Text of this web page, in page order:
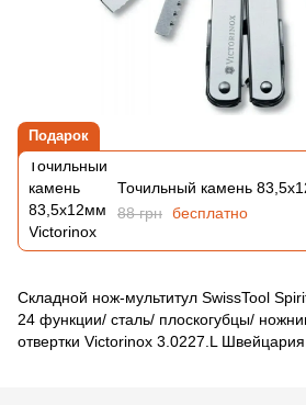
Подарок
Точильный камень
88 грн бесплатно
Складной нож-мультитул SwissTool
24 функции/ сталь/ плоскогубцы/
отвертки Victorinox 3.0227.L Швейцария